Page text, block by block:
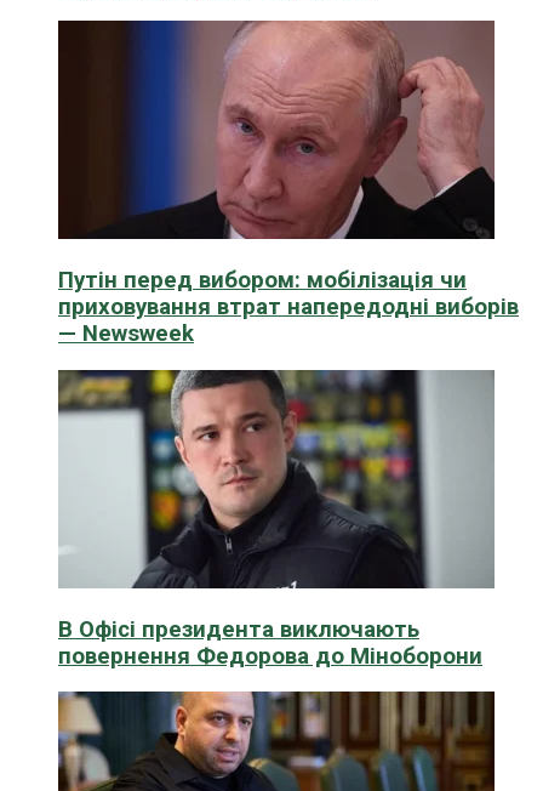
Путін перед вибором: мобілізація чи
приховування втрат напередодні виборів
— Newsweek
В Офісі президента виключають
повернення Федорова до Міноборони